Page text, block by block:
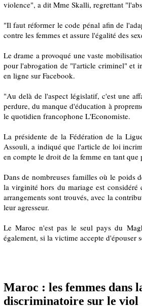
violence", a dit Mme Skalli, regrettant
"Il faut réformer le code pénal afin de
contre les femmes et assure l'égalité des
Le drame a provoqué une vaste
pour l'abrogation de "l'article criminel" et
en ligne sur Facebook.
"Au delà de l'aspect législatif, c'est une
perdure, du manque d'éducation à
le quotidien francophone L'Economiste.
La présidente de la Fédération de la
Assouli, a indiqué que l'article de loi
en compte le droit de la femme en tant que
Dans de nombreuses familles où le poids
la virginité hors du mariage est
arrangements sont trouvés, avec la
leur agresseur.
Le Maroc n'est pas le seul pays du
également, si la victime accepte
Maroc : les femmes dans
discriminatoire sur le viol